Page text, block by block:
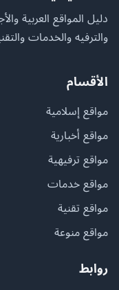
دليل المواقع العربية
والترفيه والخدمات
الأقسام
مواقع إسلامية
مواقع أخبارية
مواقع ترفيهية
مواقع خدمات
مواقع تقنية
مواقع منوعة
روابط